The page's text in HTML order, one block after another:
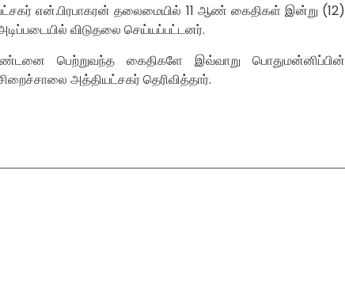
என்.பிரபாகரன் தலைமையில் 11 ஆண் கைதிகள் இன்று (12)
விடுதலை செய்யப்பட்டனர்.
தண்டனை பெற்றுவந்த கைதிகளே இவ்வாறு பொதுமன்னிப்பின்
அத்தியட்சகர் தெரிவித்தார்.